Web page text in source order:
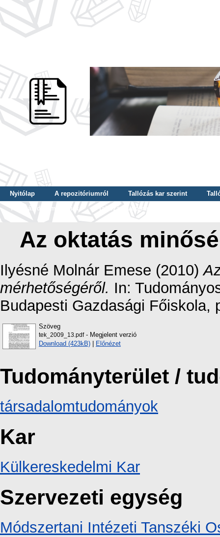
Nyitólap A repozitóriumról Tallózás kar szerint
Tallózás dátum szerint
Tallózás tudományterület szerint
Az oktatás
Ilyésné Molnár Emese (2010)
mérhetőségéről. In:
Budapesti Gazdasági Főiskola,
Szöveg
tek_2009_13.pdf- Megjelent verzió
Download (423kB) | Előnézet
Tudományterület /
társadalomtudományok
Kar
Külkereskedelmi Kar
Szervezeti egység
Módszertani Intézeti Tanszéki